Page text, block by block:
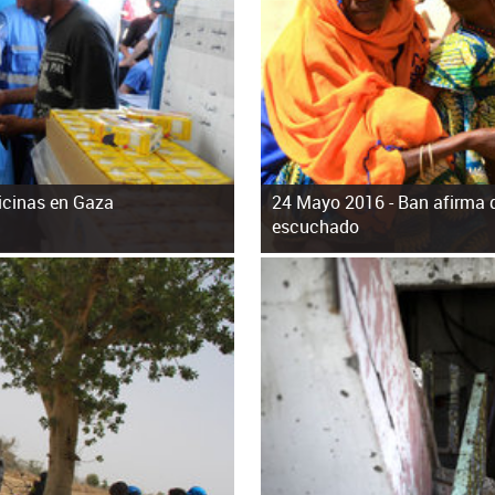
en Gaza 24 Mayo 2016 -Ban afirma
escuchado